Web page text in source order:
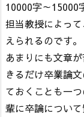
10000字～15000
担当教授によっ
えられるのです。
あまりにも文章
きるだけ卒業論
ておくことも一
輩に卒論について